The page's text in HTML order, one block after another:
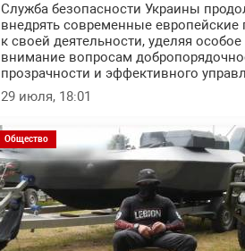
Служба безопасности Украины
внедрять современные европейские
к своей деятельности, уделяя особое
внимание вопросам
прозрачности и эффективного
29 июля, 18:01
Общество